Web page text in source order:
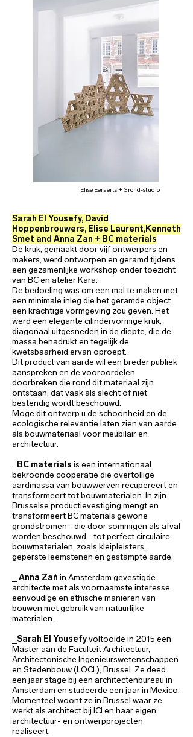
Elise Eeraerts + Grond-studio
Sarah El Yousefy, David
Hoppenbrouwers, Elise Laurent,Kenneth
Smet and Anna Zan + BC materials
De kruk, gemaakt door vijf ontwerpers en
makers, werd ontworpen en geramd tijdens
een gezamenlijke workshop onder toezicht
van BC en atelier Kara.
De bedoeling was om een mal te maken met
een minimale inleg die het geramde object
een krachtige vormgeving zou geven. Het
werd een elegante cilindervormige kruk,
diagonaal uitgesneden in de diepte, die de
massa benadrukt en tegelijk de
kwetsbaarheid ervan oproept.
Dit product van aarde wil een breder publiek
aanspreken en de vooroordelen
doorbreken die rond dit materiaal zijn
ontstaan, dat vaak als slecht of niet
bestendig wordt beschouwd.
Moge dit ontwerp u de schoonheid en de
ecologische relevantie laten zien van aarde
als bouwmateriaal voor meubilair en
architectuur.
BC materials is een internationaal
bekroonde coöperatie die overtollige
aardmassa van bouwwerven recupereert en
transformeert tot bouwmaterialen. In zijn
Brusselse productievestiging mengt en
transformeert BC materials gewone
grondstromen - die door sommigen als afval
worden beschouwd - tot perfect circulaire
bouwmaterialen, zoals kleipleisters,
geperste leemstenen en gestampte aarde.
Anna Zań in Amsterdam gevestigde
architecte met als voornaamste interesse
eenvoudige en ethische manieren van
bouwen met gebruik van natuurlijke
materialen.
Sarah El Yousefyvoltooide in 2015 een
Master aan de Faculteit Architectuur,
Architectonische Ingenieurswetenschappen
en Stedenbouw (LOCI ), Brussel. Ze deed
een jaar stage bij een architectenbureau in
Amsterdam en studeerde een jaar in Mexico.
Momenteel woont ze in Brussel waar ze
werkt als architect bij ICI en haar eigen
architectuur- en ontwerpprojecten
realiseert.